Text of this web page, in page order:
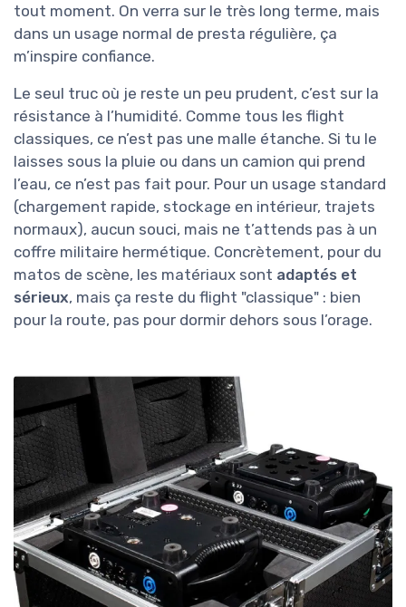
tout moment. On verra sur le très long terme, mais
dans un usage normal de presta régulière, ça
m’inspire confiance.
Le seul truc où je reste un peu prudent, c’est sur la
résistance à l’humidité. Comme tous les flight
classiques, ce n’est pas une malle étanche. Si tu le
laisses sous la pluie ou dans un camion qui prend
l’eau, ce n’est pas fait pour. Pour un usage standard
(chargement rapide, stockage en intérieur, trajets
normaux), aucun souci, mais ne t’attends pas à un
coffre militaire hermétique. Concrètement, pour du
matos de scène, les matériaux sont adaptés et
sérieux, mais ça reste du flight "classique" : bien
pour la route, pas pour dormir dehors sous l’orage.